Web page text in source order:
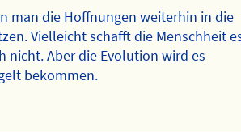
man die Hoffnungen weiterhin in die
Vielleicht schafft die Menschheit
nicht. Aber die Evolution wird es
bekommen.